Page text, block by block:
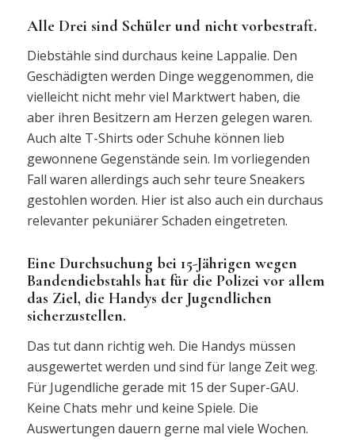
Alle Drei sind Schüler und nicht vorbestraft.
Diebstähle sind durchaus keine Lappalie. Den
Geschädigten werden Dinge weggenommen, die
vielleicht nicht mehr viel Marktwert haben, die
aber ihren Besitzern am Herzen gelegen waren.
Auch alte T-Shirts oder Schuhe können lieb
gewonnene Gegenstände sein. Im vorliegenden
Fall waren allerdings auch sehr teure Sneakers
gestohlen worden. Hier ist also auch ein durchaus
relevanter pekuniärer Schaden eingetreten.
Eine Durchsuchung bei 15-Jährigen wegen
Bandendiebstahls hat für die Polizei vor allem
das Ziel, die Handys der Jugendlichen
sicherzustellen.
Das tut dann richtig weh. Die Handys müssen
ausgewertet werden und sind für lange Zeit weg.
Für Jugendliche gerade mit 15 der Super-GAU.
Keine Chats mehr und keine Spiele. Die
Auswertungen dauern gerne mal viele Wochen.